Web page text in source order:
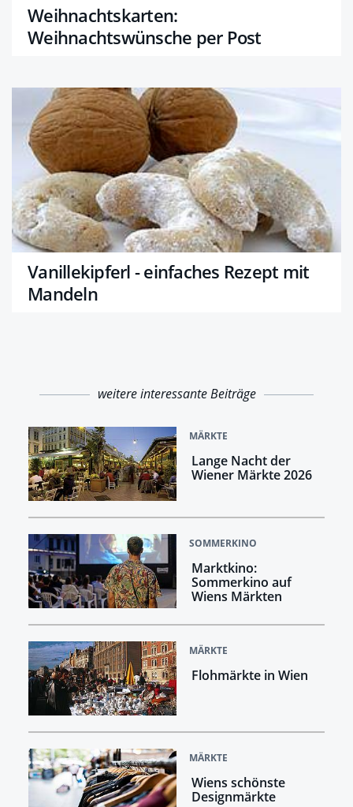
Weihnachtskarten:
Weihnachtswünsche per Post
Vanillekipferl - einfaches Rezept mit
Mandeln
weitere interessante Beiträge
MÄRKTE
Lange Nacht der
Wiener Märkte 2026
SOMMERKINO
Marktkino:
Sommerkino auf
Wiens Märkten
MÄRKTE
Flohmärkte in Wien
MÄRKTE
Wiens schönste
Designmärkte